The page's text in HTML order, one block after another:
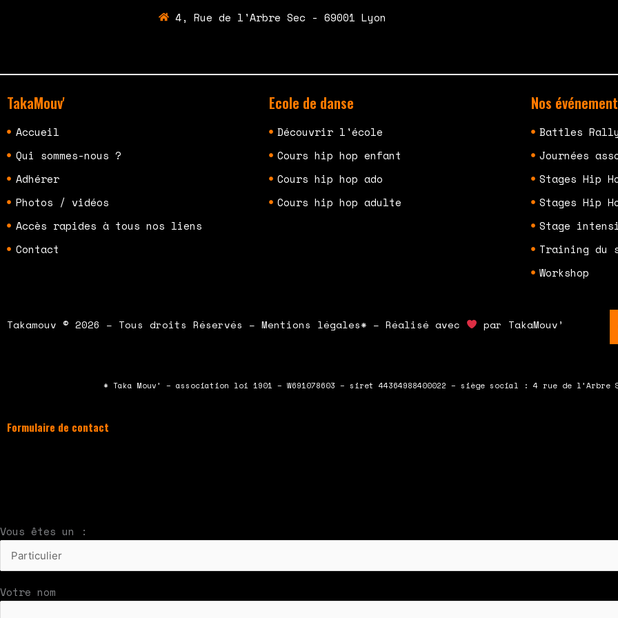
4, Rue de l'Arbre Sec - 69001 Lyon
TakaMouv'
Accueil
Qui sommes-nous ?
Adhérer
Photos / vidéos
Accès rapides à tous nos liens
Contact
Ecole de danse
Découvrir l'école
Cours hip hop enfant
Cours hip hop ado
Cours hip hop adulte
Nos
Battles
Journées
Stages Hip
Stages Hip
Stage
Training du
Workshop
Takamouv © 2026 – Tous droits Réservés – Mentions légales* – Réalisé avec par TakaMouv’
* Taka Mouv’ – association loi 1901 – W691078603 – siret 44364988400022 – siège social : 4 rue de l’Arbre
Formulaire de contact
Vous êtes un :
Votre nom